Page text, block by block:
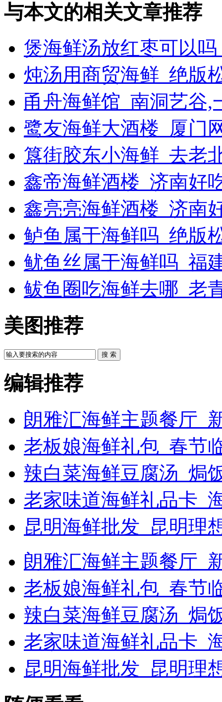
与本文的相关文章推荐
煲海鲜汤放红枣可以
炖汤用商贸海鲜_绝版
甬舟海鲜馆_南洞艺谷,
鹭友海鲜大酒楼_厦门
簋街胶东小海鲜_去老
鑫帝海鲜酒楼_济南好
鑫亮亮海鲜酒楼_济南
鲈鱼属于海鲜吗_绝版
鱿鱼丝属于海鲜吗_福
鲅鱼圈吃海鲜去哪_老
美图推荐
搜 索
编辑推荐
朗雅汇海鲜主题餐厅_
老板娘海鲜礼包_春节
辣白菜海鲜豆腐汤_焗
老家味道海鲜礼品卡_
昆明海鲜批发_昆明理
朗雅汇海鲜主题餐厅_
老板娘海鲜礼包_春节
辣白菜海鲜豆腐汤_焗
老家味道海鲜礼品卡_
昆明海鲜批发_昆明理